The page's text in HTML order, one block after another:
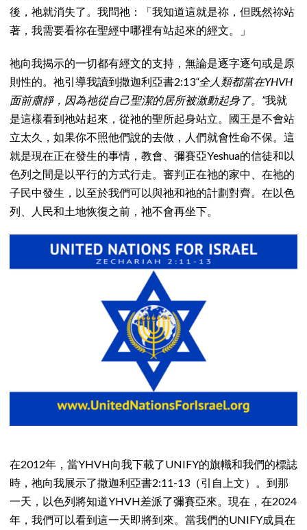
後，祂就消失了。我問祂：「我知道這就是祢，但既然祢站
著，我需要看祢在聖經中哪裡有站起來的經文。」
祂向我揭示的一切都有經文的支持，無論是逐字逐句或是原
則性的。祂引導我讀到撒迦利亞書2:13“全人類都當在YHVH
面前肅靜，因為祂從自己聖潔的居所被激動起身了。”我就
是這樣看到祂站起來，從祂的聖所起身站立。國王是不會站
立太久，如果你不照他們說的去做，人們就會性命不保。這
就是現在正在發生的事情，教會、彌賽亞Yeshua的信徒和以
色列之間是以平行的方式行走。審判正在祂的家中、在祂的
子民中發生，以至於我們可以與祂和祂的計劃對齊。在以色
列、人民和土地恢復之前，祂不會再坐下。
在2012年，當YHVH向我下載了UNIFY的旗幟和我們的標誌
時，祂向我展示了撒迦利亞書2:11-13（引自上文）。到那
一天，以色列將知道YHVH差派了彌賽亞來。現在，在2024
年，我們可以看到這一天即將到來。當我們的UNIFY成員在